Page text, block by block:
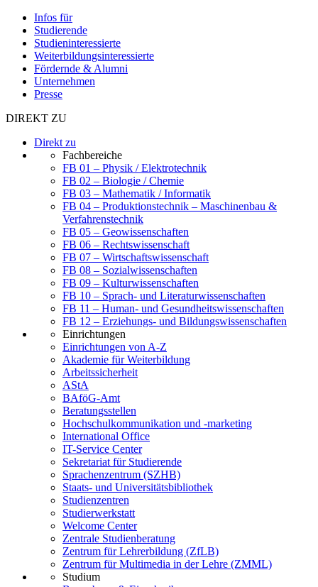
Infos für
Studierende
Studieninteressierte
Weiterbildungsinteressierte
Fördernde & Alumni
Unternehmen
Presse
DIREKT ZU
Direkt zu
Fachbereiche
FB 01 – Physik / Elektrotechnik
FB 02 – Biologie / Chemie
FB 03 – Mathematik / Informatik
FB 04 – Produktionstechnik – Maschinenbau &
Verfahrenstechnik
FB 05 – Geowissenschaften
FB 06 – Rechtswissenschaft
FB 07 – Wirtschaftswissenschaft
FB 08 – Sozialwissenschaften
FB 09 – Kulturwissenschaften
FB 10 – Sprach- und Literaturwissenschaften
FB 11 – Human- und Gesundheitswissenschaften
FB 12 – Erziehungs- und Bildungswissenschaften
Einrichtungen
Einrichtungen von A-Z
Akademie für Weiterbildung
Arbeitssicherheit
AStA
BAföG-Amt
Beratungsstellen
Hochschulkommunikation und -marketing
International Office
IT-Service Center
Sekretariat für Studierende
Sprachenzentrum (SZHB)
Staats- und Universitätsbibliothek
Studienzentren
Studierwerkstatt
Welcome Center
Zentrale Studienberatung
Zentrum für Lehrerbildung (ZfLB)
Zentrum für Multimedia in der Lehre (ZMML)
Studium